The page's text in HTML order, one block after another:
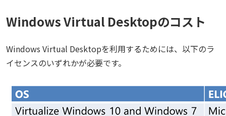
Windows Virtual Desktopのコスト
Windows Virtual Desktopを利用するためには、以下のラ
イセンスのいずれかが必要です。